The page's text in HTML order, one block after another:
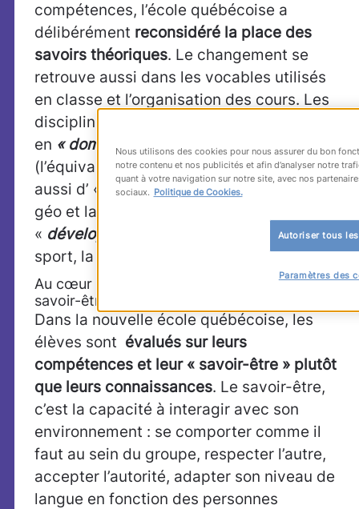
compétences, l’école québécoise a
délibérément reconsidéré la place des
savoirs théoriques. Le changement se
retrouve aussi dans les vocables utilisés
en classe et l’organisation des cours. Les
disciplines sont ainsi regroupées
en « domaines »dans le secondaire
(l’équivalent de notre collège). On parle
aussi d’ «
univers social»pour l’histoire-
géo et la citoyenneté et de
« développement personnel
» pour le
sport, la santé et l’éthique.
Au cœur du Renouveau pédagogique : le
savoir-être, donc l’employabilité
Dans la nouvelle école québécoise, les
élèves sont évalués sur leurs
compétences et leur « savoir-être » plutôt
que leurs connaissances. Le savoir-être,
c’est la capacité à interagir avec son
environnement : se comporter comme il
faut au sein du groupe, respecter l’autre,
accepter l’autorité, adapter son niveau de
langue en fonction des personnes
Nous utilisons des cookies pour nous assurer du bon
notre contenu et nos publicités et afin d’analyser notre
quant à votre navigation sur notre site, avec nos
sociaux. Politique de Cookies.
Autoriser tous
Paramètres des